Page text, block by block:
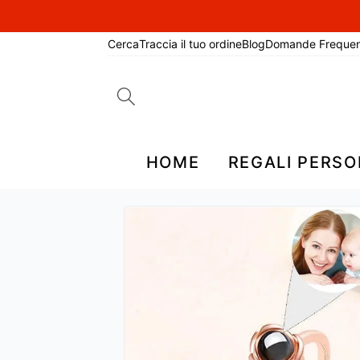
CercaTraccia il tuo ordineBlogDomande
HOME REGALI